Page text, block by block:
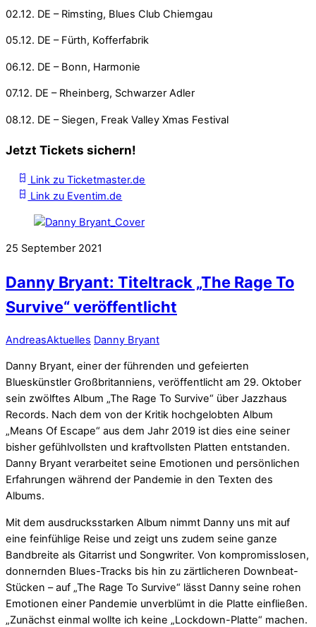
02.12. DE – Rimsting, Blues Club Chiemgau
05.12. DE – Fürth, Kofferfabrik
06.12. DE – Bonn, Harmonie
07.12. DE – Rheinberg, Schwarzer Adler
08.12. DE – Siegen, Freak Valley Xmas Festival
Jetzt Tickets sichern!
Link zu Ticketmaster.de
Link zu Eventim.de
25 September 2021
Danny Bryant: Titeltrack „The Rage To
Survive“ veröffentlicht
AndreasAktuelles Danny Bryant
Danny Bryant, einer der führenden und gefeierten
Blueskünstler Großbritanniens, veröffentlicht am 29. Oktober
sein zwölftes Album „The Rage To Survive“ über Jazzhaus
Records. Nach dem von der Kritik hochgelobten Album
„Means Of Escape“ aus dem Jahr 2019 ist dies eine seiner
bisher gefühlvollsten und kraftvollsten Platten entstanden.
Danny Bryant verarbeitet seine Emotionen und persönlichen
Erfahrungen während der Pandemie in den Texten des
Albums.
Mit dem ausdrucksstarken Album nimmt Danny uns mit auf
eine feinfühlige Reise und zeigt uns zudem seine ganze
Bandbreite als Gitarrist und Songwriter. Von kompromisslosen,
donnernden Blues-Tracks bis hin zu zärtlicheren Downbeat-
Stücken – auf „The Rage To Survive“ lässt Danny seine rohen
Emotionen einer Pandemie unverblümt in die Platte einfließen.
„Zunächst einmal wollte ich keine „Lockdown-Platte“ machen.